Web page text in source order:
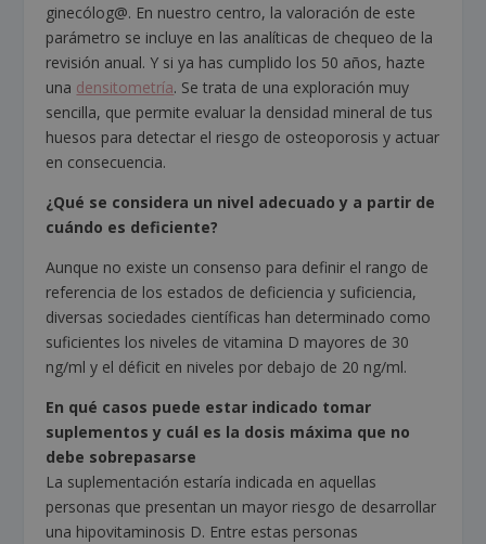
ginecólog@. En nuestro centro, la valoración de este
parámetro se incluye en las analíticas de chequeo de la
revisión anual. Y si ya has cumplido los 50 años, hazte
una densitometría. Se trata de una exploración muy
sencilla, que permite evaluar la densidad mineral de tus
huesos para detectar el riesgo de osteoporosis y actuar
en consecuencia.
¿Qué se considera un nivel adecuado y a partir de
cuándo es deficiente?
Aunque no existe un consenso para definir el rango de
referencia de los estados de deficiencia y suficiencia,
diversas sociedades científicas han determinado como
suficientes los niveles de vitamina D mayores de 30
ng/ml y el déficit en niveles por debajo de 20 ng/ml.
En qué casos puede estar indicado tomar
suplementos y cuál es la dosis máxima que no
debe sobrepasarse
La suplementación estaría indicada en aquellas
personas que presentan un mayor riesgo de desarrollar
una hipovitaminosis D. Entre estas personas